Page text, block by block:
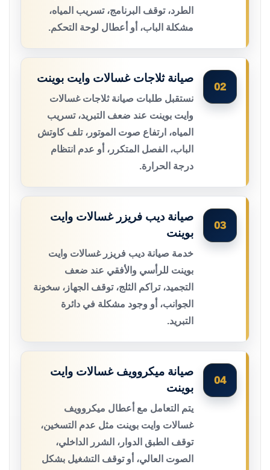
الطرد، توقف البرنامج، تسريب المياه،
مشكلة الباب، أو أعطال لوحة التحكم.
02
صيانة ثلاجات غسالات وايت بوينت
نستقبل طلبات صيانة ثلاجات غسالات
وايت بوينت عند ضعف التبريد، تسريب
المياه، ارتفاع صوت الموتور، تلف كاوتش
الباب، الفصل المتكرر، أو عدم انتظام
درجة الحرارة.
03
صيانة ديب فريزر غسالات وايت
بوينت
خدمة صيانة ديب فريزر غسالات وايت
بوينت للرأسي والأفقي عند ضعف
التجميد، تراكم الثلج، توقف الجهاز، سخونة
الجوانب، أو وجود مشكلة في دائرة
التبريد.
04
صيانة ميكروويف غسالات وايت
بوينت
يتم التعامل مع أعطال ميكروويف
غسالات وايت بوينت مثل عدم التسخين،
توقف الطبق الدوار، الشرر الداخلي،
الصوت العالي، أو توقف التشغيل بشكل